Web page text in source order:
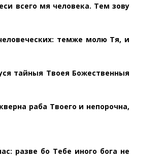
всего мя человека. Тем зову
темже молю Тя, и
тайныя Твоея Божественныя
раба Твоего и непорочна,
разве бо Тебе иного бога не